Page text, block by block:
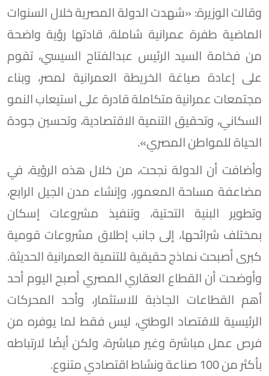
وقالت الوزيرة: «شهدت الدولة المصرية خلال السنوات
الماضية طفرة عمرانية شاملة، قادتها رؤية واضحة
من فخامة السيد الرئيس عبدالفتاح السيسي، تقوم
على إعادة صياغة الخريطة العمرانية لمصر، وبناء
مجتمعات عمرانية متكاملة قادرة على استيعاب النمو
السكاني، وتحقيق التنمية الاقتصادية، وتحسين جودة
الحياة للمواطن المصري».
وأضافت أن الدولة نجحت، من خلال هذه الرؤية، في
مضاعفة مساحة المعمور، وإنشاء مدن الجيل الرابع،
وتطوير البنية التحتية، وتنفيذ مشروعات إسكان
بمختلف شرائحها، إلى جانب إطلاق مشروعات قومية
كبرى أصبحت نماذج حقيقية للتنمية العمرانية الحديثة.
وأوضحت أن القطاع العقاري المصري أصبح اليوم أحد
أهم القطاعات الجاذبة للاستثمار، وأحد المحركات
الرئيسية للاقتصاد الوطني، ليس فقط لما يوفره من
فرص عمل مباشرة وغير مباشرة، ولكن أيضًا لارتباطه
بأكثر من 100 صناعة ونشاط اقتصادي متنوع.